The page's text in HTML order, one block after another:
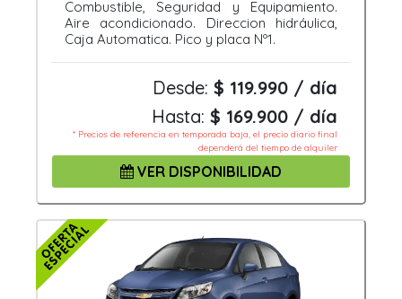
Combustible, Seguridad y Equipamiento.
Aire acondicionado. Direccion hidráulica,
Caja Automatica. Pico y placa Nº1.
Desde: $ 119.990 / día
Hasta: $ 169.900 / día
* Precios de referencia en temporada baja, el precio diario final
dependerá del tiempo de alquiler
VER DISPONIBILIDAD